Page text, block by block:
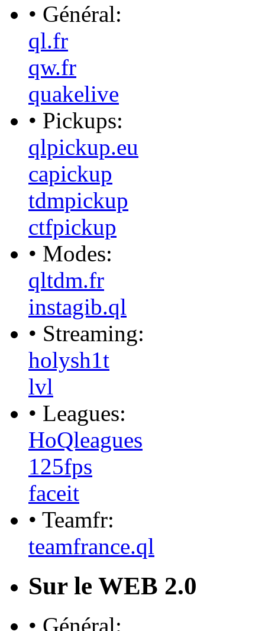
• Général:
ql.fr
qw.fr
quakelive
• Pickups:
qlpickup.eu
capickup
tdmpickup
ctfpickup
• Modes:
qltdm.fr
instagib.ql
• Streaming:
holysh1t
lvl
• Leagues:
HoQleagues
125fps
faceit
• Teamfr:
teamfrance.ql
Sur le WEB 2.0
• Général: